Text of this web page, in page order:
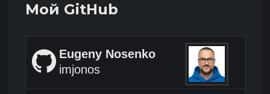
Мой GitHub
Eugeny Nosenko
imjonos